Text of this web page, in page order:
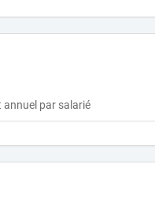
annuel par salarié